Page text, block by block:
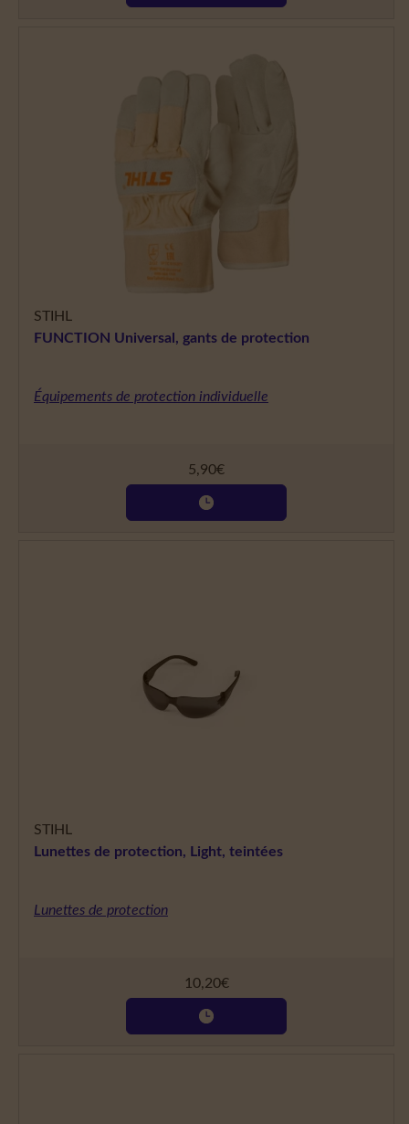
STIHL
FUNCTION Universal, gants de protection
Équipements de protection individuelle
5,90€
STIHL
Lunettes de protection, Light, teintées
Lunettes de protection
10,20€